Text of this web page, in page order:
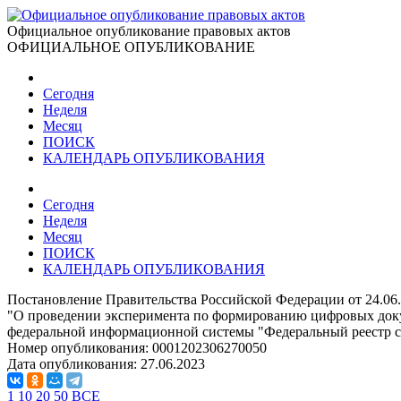
Официальное опубликование правовых актов
ОФИЦИАЛЬНОЕ ОПУБЛИКОВАНИЕ
Сегодня
Неделя
Месяц
ПОИСК
КАЛЕНДАРЬ ОПУБЛИКОВАНИЯ
Сегодня
Неделя
Месяц
ПОИСК
КАЛЕНДАРЬ ОПУБЛИКОВАНИЯ
Постановление Правительства Российской Федерации от
"О проведении эксперимента по формированию цифровых
федеральной информационной системы "Федеральный реестр
Номер опубликования: 0001202306270050
Дата опубликования: 27.06.2023
1 10 20 50 ВСЕ